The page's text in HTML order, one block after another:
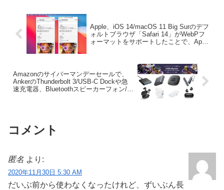
Apple、iOS 14/macOS 11 Big Surのデフ
ォルトブラウザ「Safari 14」がWebPフ
ォーマットをサポートしたことで、App
Amazonのサイバーマンデーセールで、
AnkerのThunderbolt 3/USB-C Dockや急
速充電器、Bluetoothスピーカーフォン/イ
コメント
匿名 より:
2020年11月30日 5:30 AM
だいぶ前から使わなくなったけれど、ずいぶん長